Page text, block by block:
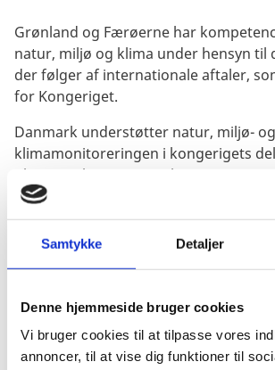
Samtykke Detaljer
Denne hjemmeside bruger cookies
Vi bruger cookies til at tilpasse vores
annoncer, til at vise dig funktioner til
Grønland og Færøerne har
natur, miljø og klima under hensyn til
der følger af internationale aftaler,
for Kongeriget.
Danmark understøtter natur, miljø- og
klimamonitoreringen i kongerigets
økonomisk gennem Miljøministeriets
miljøstøtte til Arktis samt Klima-,
Forsyningsministeriets ordning for
Arktis.
Internt i rigsfællesskabet er der et tæt
vurdering af natur, miljø- og
vigtige for Arktis og for verden som